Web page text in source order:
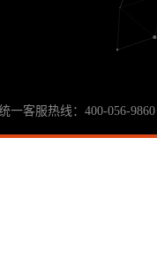
一客服热线：400-056-9860